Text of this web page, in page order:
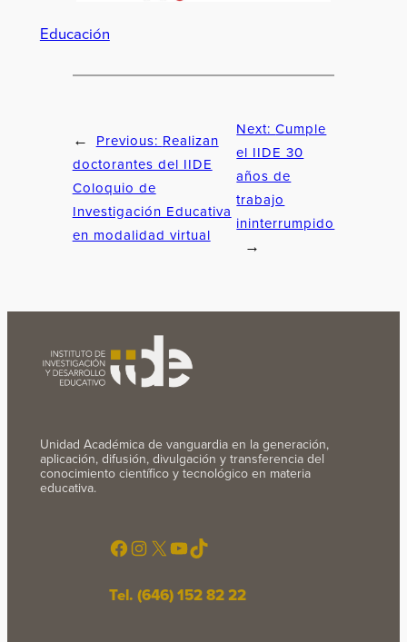
Educación
← Previous: Realizan
doctorantes del IIDE
Coloquio de
Investigación Educativa
en modalidad virtual
Next:Cumple
el IIDE 30
años de
trabajo
ininterrumpido
→
Unidad Académica de vanguardia en la generación,
aplicación, difusión, divulgación y transferencia del
conocimiento científico y tecnológico en materia
educativa.
Facebook Instagram X YouTube TikTok
Tel. (646) 152 82 22